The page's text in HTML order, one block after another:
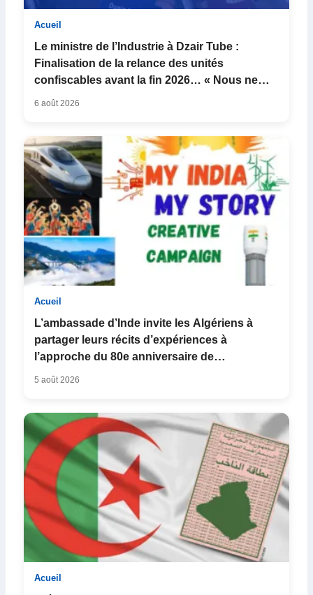
Acueil
Le ministre de l’Industrie à Dzair Tube :
Finalisation de la relance des unités
confiscables avant la fin 2026… « Nous ne
nous arrê...
6 août 2026
Acueil
L’ambassade d’Inde invite les Algériens à
partager leurs récits d’expériences à
l’approche du 80e anniversaire de
l’Indépendance
5 août 2026
Acueil